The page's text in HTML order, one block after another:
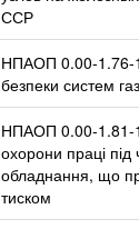
ССР
НПАОП 0.00-1.76-
безпеки систем
НПАОП 0.00-1.81-
охорони праці під
обладнання, що
тиском